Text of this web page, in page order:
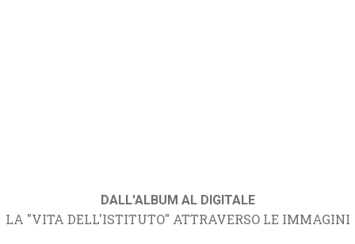
DALL'ALBUM AL DIGITALE
LA "VITA DELL'ISTITUTO" ATTRAVERSO LE IMMAGINI